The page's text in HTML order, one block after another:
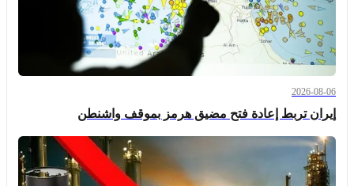
2026-08-06
إيران تربط إعادة فتح مضيق هرمز بموقف واشنطن